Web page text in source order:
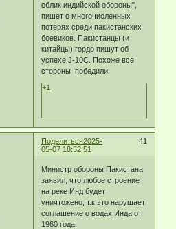
облик индийской обороны",
пишет о многочисленных
потерях среди пакистанских
боевиков. Пакистанцы (и
китайцы) гордо пишут об
успехе J-10C. Похоже все
стороны победили.
+1
Поделиться 41
2025-
05-07 18:52:51
Министр обороны Пакистана
заявил, что любое строение
на реке Инд будет
уничтожено, т.к это нарушает
соглашение о водах Инда от
1960 года.